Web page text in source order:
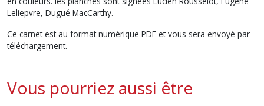
Leliepvre, Dugué MacCarthy.
Ce carnet est au format numérique PDF et vous sera envoyé par
téléchargement.
Vous pourriez aussi être